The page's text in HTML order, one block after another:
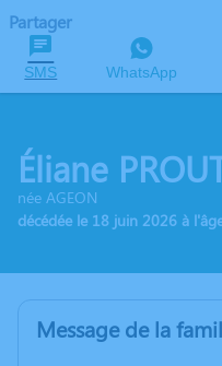
Partager
SMS WhatsApp
Éliane
née AGEON
décédée le 18 juin 2026 à
Message de la